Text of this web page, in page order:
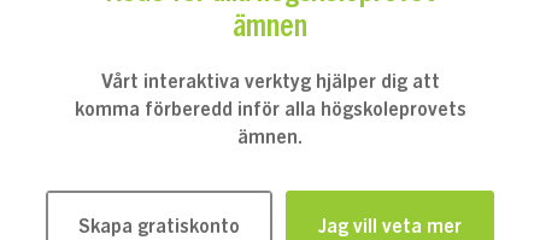
ämnen
Vårt interaktiva verktyg hjälper dig att
komma förberedd inför alla högskoleprovets
ämnen.
Skapa gratiskonto Jag vill veta mer